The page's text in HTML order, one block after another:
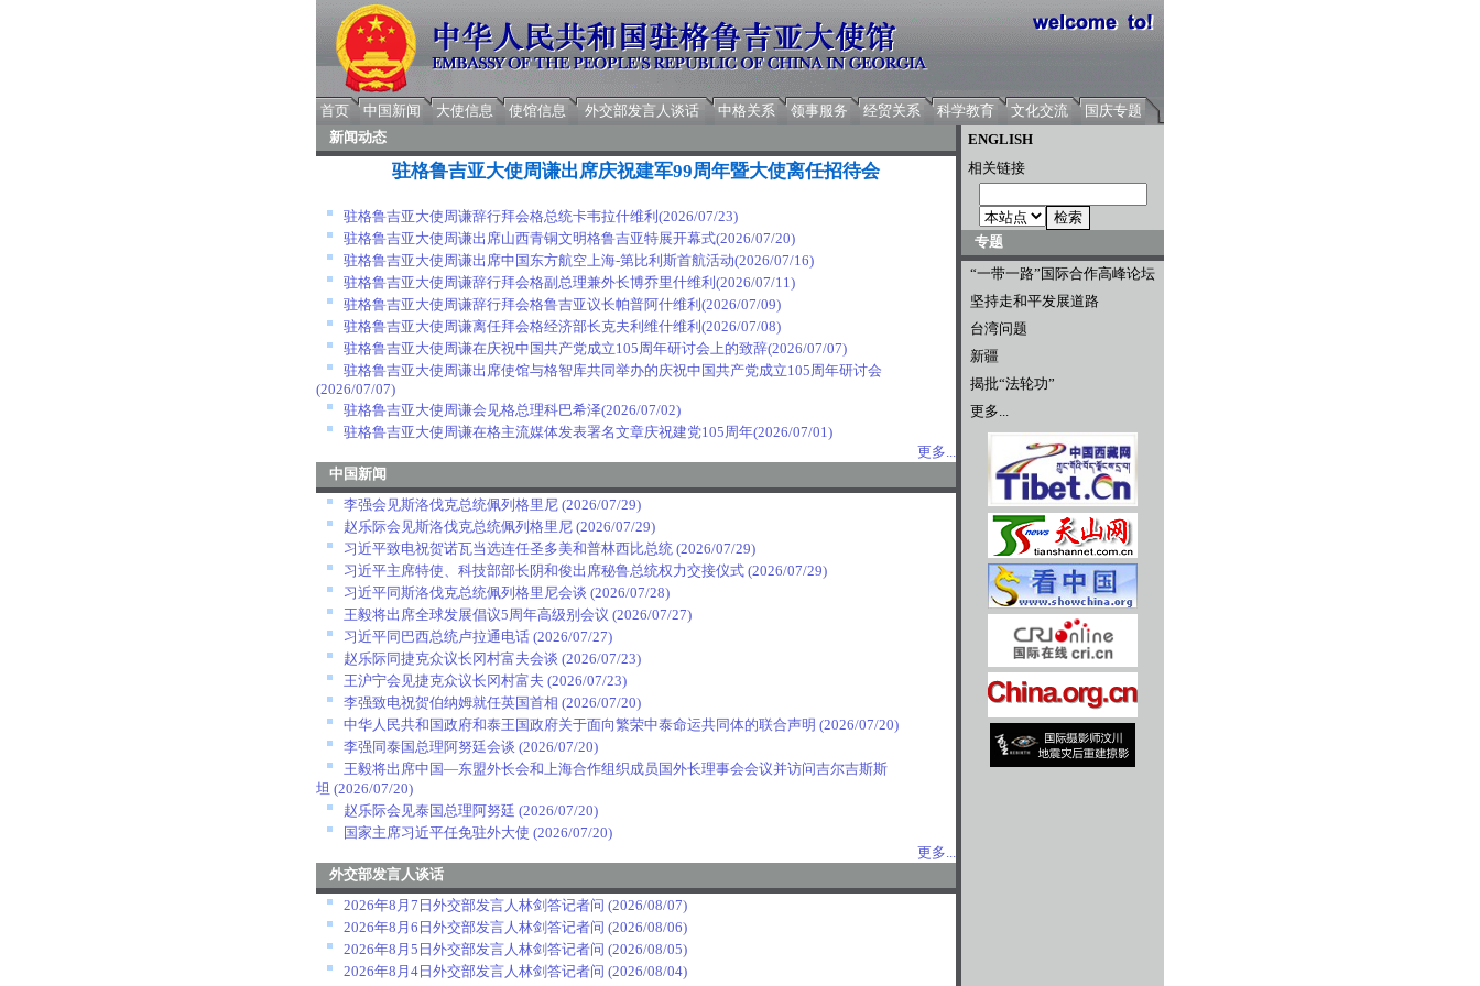
首页 中国新闻 大使信息 使馆信息 外交部发言人谈话 中格关系 领事服务 经贸关系 科学教育 文化交流
国庆专题
新闻动态
驻格鲁吉亚大使周谦出席庆祝建军99周年暨大使离任招待会
驻格鲁吉亚大使周谦辞行拜会格总统卡韦拉什维利 (2026/07/23)
驻格鲁吉亚大使周谦出席山西青铜文明格鲁吉亚特展开幕式(2026/07/20)
驻格鲁吉亚大使周谦出席中国东方航空上海-第比利斯首航活动(2026/07/16)
驻格鲁吉亚大使周谦辞行拜会格副总理兼外长博乔里什维利 (2026/07/11)
驻格鲁吉亚大使周谦辞行拜会格鲁吉亚议长帕普阿什维利 (2026/07/09)
驻格鲁吉亚大使周谦离任拜会格经济部长克夫利维什维利 (2026/07/08)
驻格鲁吉亚大使周谦在庆祝中国共产党成立105周年研讨会上的致辞(2026/07/07)
驻格鲁吉亚大使周谦出席使馆与格智库共同举办的庆祝中国共产党成立105周年研讨会
(2026/07/07)
驻格鲁吉亚大使周谦会见格总理科巴希泽(2026/07/02)
驻格鲁吉亚大使周谦在格主流媒体发表署名文章庆祝建党105周年(2026/07/01)
更多...
中国新闻
李强会见斯洛伐克总统佩列格里尼 (2026/07/29)
赵乐际会见斯洛伐克总统佩列格里尼 (2026/07/29)
习近平致电祝贺诺瓦当选连任圣多美和普林西比总统 (2026/07/29)
习近平主席特使、科技部部长阴和俊出席秘鲁总统权力交接仪式 (2026/07/29)
习近平同斯洛伐克总统佩列格里尼会谈 (2026/07/28)
王毅将出席全球发展倡议5周年高级别会议 (2026/07/27)
习近平同巴西总统卢拉通电话 (2026/07/27)
赵乐际同捷克众议长冈村富夫会谈 (2026/07/23)
王沪宁会见捷克众议长冈村富夫 (2026/07/23)
李强致电祝贺伯纳姆就任英国首相 (2026/07/20)
中华人民共和国政府和泰王国政府关于面向繁荣中泰命运共同体的联合声明 (2026/07/20)
李强同泰国总理阿努廷会谈 (2026/07/20)
王毅将出席中国—东盟外长会和上海合作组织成员国外长理事会会议并访问吉尔吉斯斯
坦 (2026/07/20)
赵乐际会见泰国总理阿努廷 (2026/07/20)
国家主席习近平任免驻外大使 (2026/07/20)
更多...
外交部发言人谈话
2026年8月7日外交部发言人林剑答记者问 (2026/08/07)
2026年8月6日外交部发言人林剑答记者问 (2026/08/06)
2026年8月5日外交部发言人林剑答记者问 (2026/08/05)
2026年8月4日外交部发言人林剑答记者问 (2026/08/04)
ENGLISH
相关链接
专题
“一带一路”国际合作高峰论坛
坚持走和平发展道路
台湾问题
新疆
揭批“法轮功”
更多...